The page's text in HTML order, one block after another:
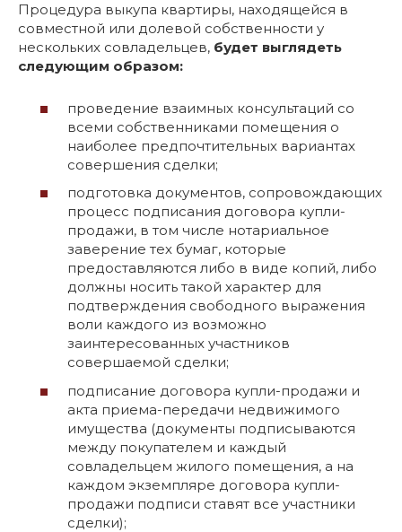
Процедура выкупа квартиры, находящейся в
совместной или долевой собственности у
нескольких совладельцев, будет выглядеть
следующим образом:
проведение взаимных консультаций со
всеми собственниками помещения о
наиболее предпочтительных вариантах
совершения сделки;
подготовка документов, сопровождающих
процесс подписания договора купли-
продажи, в том числе нотариальное
заверение тех бумаг, которые
предоставляются либо в виде копий, либо
должны носить такой характер для
подтверждения свободного выражения
воли каждого из возможно
заинтересованных участников
совершаемой сделки;
подписание договора купли-продажи и
акта приема-передачи недвижимого
имущества (документы подписываются
между покупателем и каждый
совладельцем жилого помещения, а на
каждом экземпляре договора купли-
продажи подписи ставят все участники
сделки);